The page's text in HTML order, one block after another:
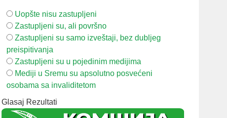
Uopšte nisu zastupljeni
Zastupljeni su, ali površno
Zastupljeni su samo izveštaji, bez dubljeg
preispitivanja
Zastupljeni su u pojedinim medijima
Mediji u Sremu su apsolutno posvećeni
osobama sa invaliditetom
Glasaj Rezultati